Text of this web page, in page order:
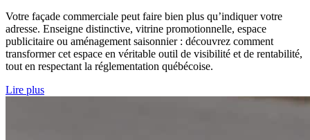
Votre façade commerciale peut faire bien plus qu’indiquer votre
adresse. Enseigne distinctive, vitrine promotionnelle, espace
publicitaire ou aménagement saisonnier : découvrez comment
transformer cet espace en véritable outil de visibilité et de rentabilité,
tout en respectant la réglementation québécoise.
Lire plus